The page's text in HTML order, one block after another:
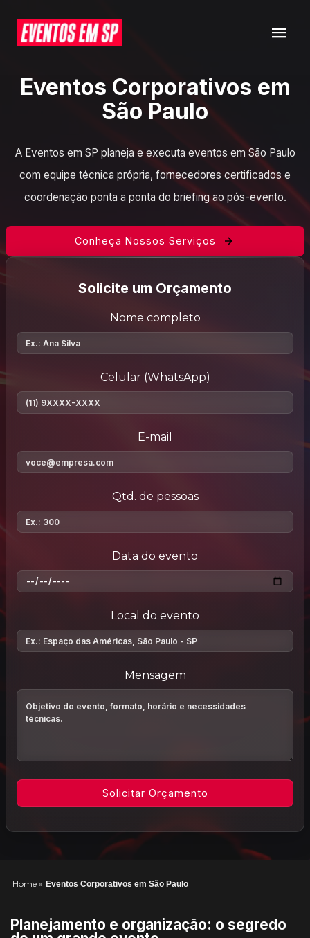
Eventos Corporativos em
São Paulo
A Eventos em SP planeja e executa eventos em São Paulo
com equipe técnica própria, fornecedores certificados e
coordenação ponta a ponta do briefing ao pós-evento.
Conheça Nossos Serviços
Solicite um Orçamento
Nome completo
Celular (WhatsApp)
E-mail
Qtd. de pessoas
Data do evento
Local do evento
Mensagem
Home » Eventos Corporativos em São Paulo
Planejamento e organização: o segredo